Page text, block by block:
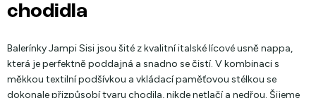
chodidla
Balerínky Jampi Sisi jsou šité z kvalitní italské lícové usně nappa,
která je perfektně poddajná a snadno se čistí. V kombinaci s
měkkou textilní podšívkou a vkládací paměťovou stélkou se
dokonale přizpůsobí tvaru chodila, nikde netlačí a nedřou. Šijeme